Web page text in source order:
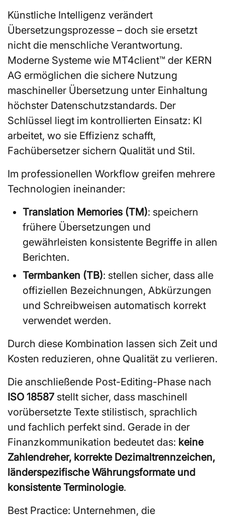
Künstliche Intelligenz verändert
Übersetzungsprozesse – doch sie ersetzt
nicht die menschliche Verantwortung.
Moderne Systeme wie MT4client™ der KERN
AG ermöglichen die sichere Nutzung
maschineller Übersetzung unter Einhaltung
höchster Datenschutzstandards. Der
Schlüssel liegt im kontrollierten Einsatz: KI
arbeitet, wo sie Effizienz schafft,
Fachübersetzer sichern Qualität und Stil.
Im professionellen Workflow greifen mehrere
Technologien ineinander:
Translation Memories (TM): speichern
frühere Übersetzungen und
gewährleisten konsistente Begriffe in allen
Berichten.
Termbanken (TB): stellen sicher, dass alle
offiziellen Bezeichnungen, Abkürzungen
und Schreibweisen automatisch korrekt
verwendet werden.
Durch diese Kombination lassen sich Zeit und
Kosten reduzieren, ohne Qualität zu verlieren.
Die anschließende Post-Editing-Phase nach
ISO 18587 stellt sicher, dass maschinell
vorübersetzte Texte stilistisch, sprachlich
und fachlich perfekt sind. Gerade in der
Finanzkommunikation bedeutet das: keine
Zahlendreher, korrekte Dezimaltrennzeichen,
länderspezifische Währungsformate und
konsistente Terminologie.
Best Practice: Unternehmen, die